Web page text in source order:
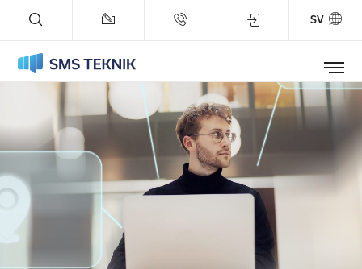
SV
Tjänster
Referenser
Företaget